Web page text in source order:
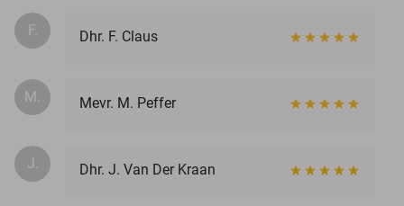
F. Dhr. F. Claus
M. Mevr. M. Peffer
J. Dhr. J. Van Der Kraan